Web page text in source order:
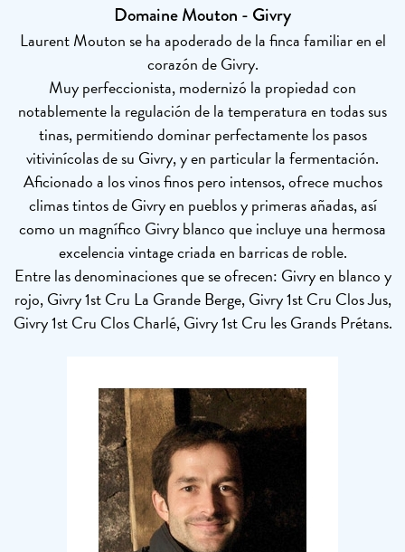
Domaine Mouton - Givry
Laurent Mouton se ha apoderado de la finca familiar en el
corazón de Givry.
Muy perfeccionista, modernizó la propiedad con
notablemente la regulación de la temperatura en todas sus
tinas, permitiendo dominar perfectamente los pasos
vitivinícolas de su Givry, y en particular la fermentación.
Aficionado a los vinos finos pero intensos, ofrece muchos
climas tintos de Givry en pueblos y primeras añadas, así
como un magnífico Givry blanco que incluye una hermosa
excelencia vintage criada en barricas de roble.
Entre las denominaciones que se ofrecen: Givry en blanco y
rojo, Givry 1st Cru La Grande Berge, Givry 1st Cru Clos Jus,
Givry 1st Cru Clos Charlé, Givry 1st Cru les Grands Prétans.